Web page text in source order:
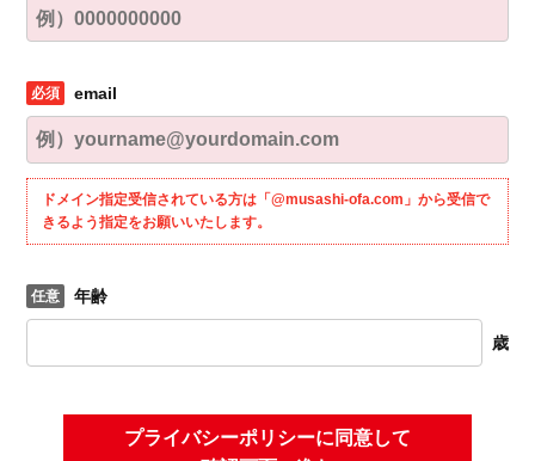
email
ドメイン指定受信されている方は「@musashi-ofa.com」から受信で
きるよう指定をお願いいたします。
年齢
歳
プライバシーポリシーに同意して